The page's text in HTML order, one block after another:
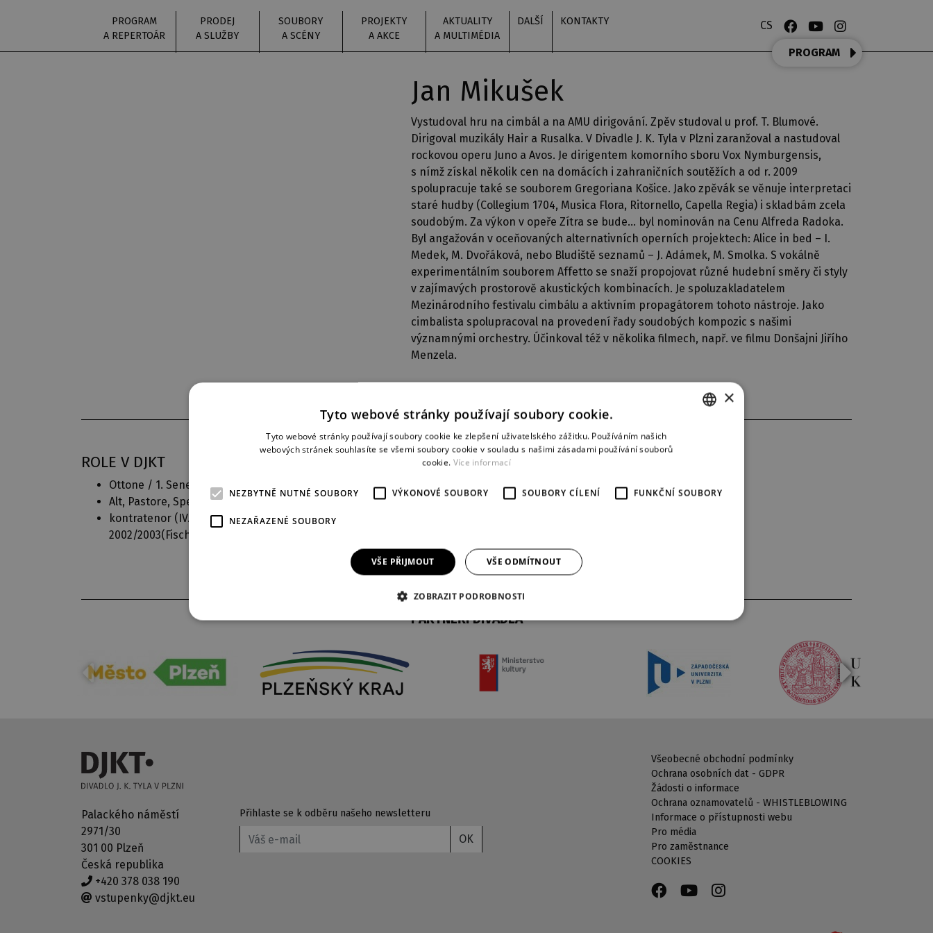
PROGRAM
A REPERTOÁR
PRODEJ
A SLUŽBY
SOUBORY
A SCÉNY
PROJEKTY
A AKCE
AKTUALITY
A MULTIMÉDIA
DALŠÍ KONTAKTY CS
PROGRAM
Jan Mikušek
Vystudoval hru na cimbál a na AMU dirigování. Zpěv studoval u prof. T. Blumové.
Dirigoval muzikály Hair a Rusalka. V Divadle J. K. Tyla v Plzni zaranžoval a nastudoval
rockovou operu Juno a Avos. Je dirigentem komorního sboru Vox Nymburgensis,
s nímž získal několik cen na domácích i zahraničních soutěžích a od r. 2009
spolupracuje také se souborem Gregoriana Košice. Jako zpěvák se věnuje interpretaci
staré hudby (Collegium 1704, Musica Flora, Ritornello, Capella Regia) i skladbám zcela
soudobým. Za výkon v opeře Zítra se bude… byl nominován na Cenu Alfreda Radoka.
Byl angažován v oceňovaných alternativních operních projektech: Alice in bed – I.
Medek, M. Dvořáková, nebo Bludiště seznamů – J. Adámek, M. Smolka. S vokálně
experimentálním souborem Affetto se snaží propojovat různé hudební směry či styly
v zajímavých prostorově akustických kombinacích. Je spoluzakladatelem
Mezinárodního festivalu cimbálu a aktivním propagátorem tohoto nástroje. Jako
cimbalista spolupracoval na provedení řady soudobých kompozic s našimi
významnými orchestry. Účinkoval též v několika filmech, např. ve filmu Donšajni Jiřího
Menzela.
ROLE V DJKT
Ottone / 1. Senekův žák ( Korunovace Poppey
Alt, Pastore, Speranza, Proserpina, Eco (
kontratenor (IV. Abonentní koncert
2002/2003(Fischer,Plánický,Vogt,Biber,Jacob)
PARTNEŘI DIVADLA
Palackého náměstí
2971/30
301 00 Plzeň
Česká republika
+420 378 038 190
vstupenky@djkt.eu
Přihlaste se k odběru našeho newsletteru
OK
Všeobecné obchodní podmínky
Ochrana osobních dat - GDPR
Žádosti o informace
Ochrana oznamovatelů - WHISTLEBLOWING
Informace o přístupnosti webu
Pro média
Pro zaměstnance
COOKIES
×
Tyto webové stránky používají soubory cookie.
Tyto webové stránky používají soubory cookie ke zlepšení uživatelského zážitku. Používáním našich
webových stránek souhlasíte se všemi soubory cookie v souladu s našimi zásadami používání souborů
cookie. Více informací
NEZBYTNĚ NUTNÉ SOUBORY VÝKONOVÉ SOUBORY SOUBORY CÍLENÍ FUNKČNÍ SOUBORY
NEZAŘAZENÉ SOUBORY
VŠE PŘIJMOUT VŠE ODMÍTNOUT
ZOBRAZIT PODROBNOSTI